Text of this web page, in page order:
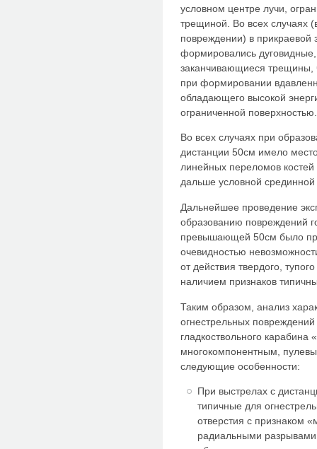
условном центре лучи,
трещиной. Во всех случаях
повреждении) в прикраевой
формировались
заканчивающиеся трещины,
при формировании
обладающего высокой
ограниченной поверхностью.
Во всех случаях при
дистанции 50см имело
линейных переломов
дальше условной
Дальнейшее проведение
образованию повреждений
превышающей 50см было
очевидностью
от действия твердого,
наличием признаков
Таким образом, анализ
огнестрельных
гладкоствольного карабина
многокомпонентным,
следующие особенности:
При выстрелах с
типичные для
отверстия с признаком
радиальными